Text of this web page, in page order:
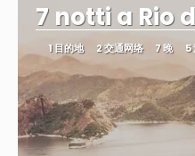
7 notti a Rio
1 目的地 2 交通网络 7 晚 5